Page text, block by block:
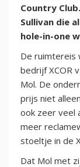
Country
Sullivan die
hole-in-one
De ruimtereis
bedrijf XCOR
Mol. De
prijs niet
ook zeer veel
meer
stoeltje in de
Dat Mol met